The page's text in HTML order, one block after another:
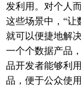
发利用。对个人
这些场景中， “让
就可以便捷地解
一个个数据产品
品开发者能够利
品，便于公众使